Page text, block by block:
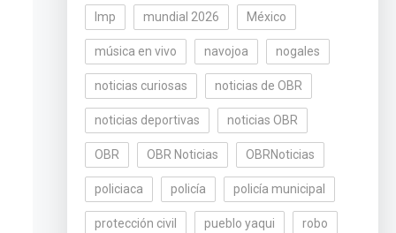
lmp mundial 2026 México
música en vivo navojoa nogales
noticias curiosas noticias de OBR
noticias deportivas noticias OBR
OBR OBR Noticias OBRNoticias
policiaca policía policía municipal
protección civil pueblo yaqui robo